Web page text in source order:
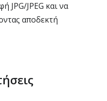
JPG/JPEG και να
αποδεκτή